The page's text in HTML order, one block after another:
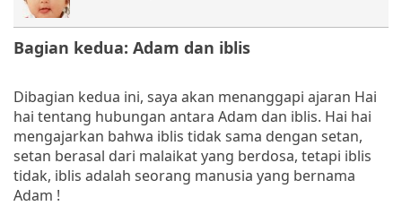
Bagian kedua: Adam dan iblis
Dibagian kedua ini, saya akan menanggapi ajaran Hai
hai tentang hubungan antara Adam dan iblis. Hai hai
mengajarkan bahwa iblis tidak sama dengan setan,
setan berasal dari malaikat yang berdosa, tetapi iblis
tidak, iblis adalah seorang manusia yang bernama
Adam !